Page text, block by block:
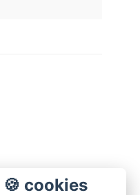
cookies